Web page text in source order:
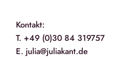
Kontakt:
T. +49 (0)30 84 319757
E. julia@juliakant.de